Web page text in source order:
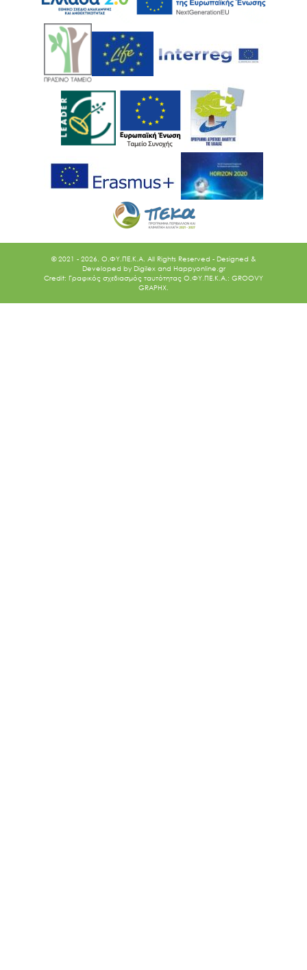
© 2021 - 2026. O.ΦΥ.ΠΕ.Κ.Α. All Rights Reserved - Designed &
Developed by Digilex and Happyonline.gr
Credit: Γραφικός σχεδιασμός ταυτότητας Ο.ΦΥ.ΠΕ.Κ.Α.: GROOVY
GRAPHX.